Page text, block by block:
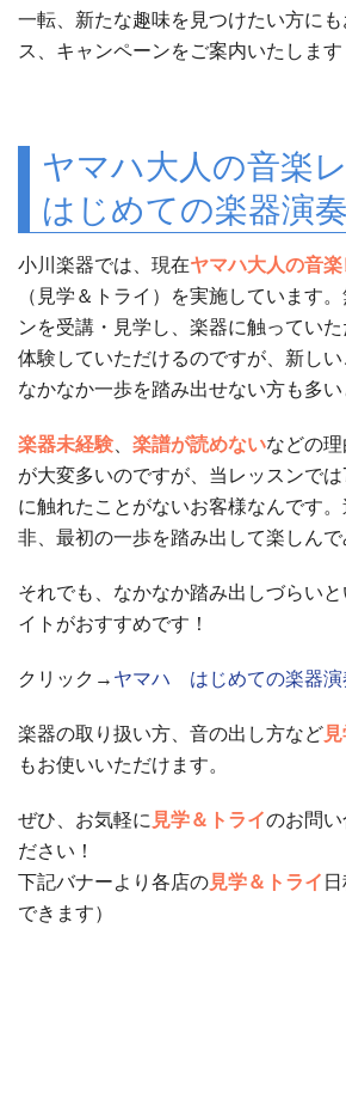
一転、新たな趣味を見つけたい方に
ス、キャンペーンをご案内いたします
ヤマハ大人の音楽
はじめての楽器演
小川楽器では、現在ヤマハ大人の音
（見学＆トライ）を実施しています
ンを受講・見学し、楽器に触ってい
体験していただけるのですが、新し
なかなか一歩を踏み出せない方も多い
楽器未経験 楽譜が読めないなどの
が大変多いのですが、当レッスンで
に触れたことがないお客様なんです
非、最初の一歩を踏み出して楽しんで
それでも、なかなか踏み出しづらい
イトがおすすめです！
クリック→ ヤマハ はじめての楽器演
楽器の取り扱い方、音の出し方など
もお使いいただけます。
ぜひ、お気軽に 見学＆トライのお問い
ださい！
下記バナーより各店の見学＆トライ
できます）